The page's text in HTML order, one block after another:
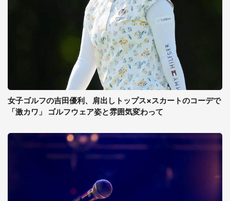
女子ゴルフの吉田優利、肩出しトップス×スカートのコーデで
「激カワ」 ゴルフウェア姿と雰囲気変わって